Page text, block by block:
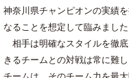
神奈川県チャンピオンの実績
なることを想定して臨みました
相手は明確なスタイルを徹
きるチームとの対戦は常に難